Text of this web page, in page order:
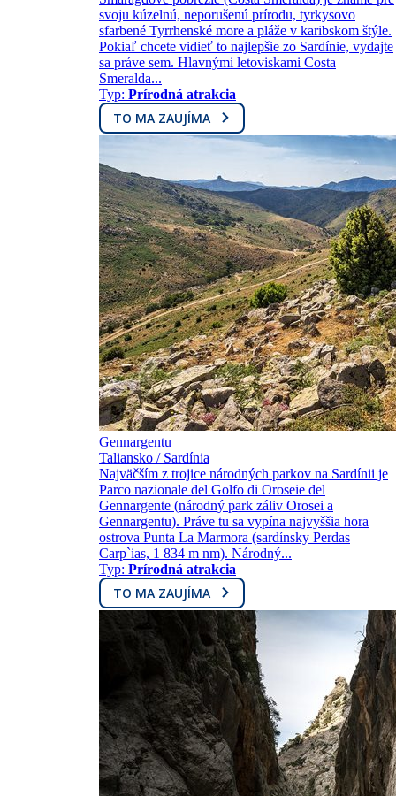
svoju kúzelnú, neporušenú prírodu, tyrkysovo
sfarbené Tyrrhenské more a pláže v karibskom štýle.
Pokiaľ chcete vidieť to najlepšie zo Sardínie, vydajte
sa práve sem. Hlavnými letoviskami Costa
Smeralda...
Typ: Prírodná atrakcia
TO MA ZAUJÍMA
Gennargentu
Taliansko / Sardínia
Najväčším z trojice národných parkov na Sardínii je
Parco nazionale del Golfo di Oroseie del
Gennargente (národný park záliv Orosei a
Gennargentu). Práve tu sa vypína najvyššia hora
ostrova Punta La Marmora (sardínsky Perdas
Carp`ias, 1 834 m nm). Národný...
Typ: Prírodná atrakcia
TO MA ZAUJÍMA